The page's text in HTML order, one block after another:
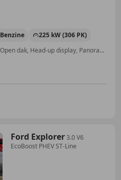
Benzine
225 kW (306 PK)
Sportstoelen, Airbag bestuurder, Open dak, Head-up display, Panorama dak, Stuurwielverwarming, Grootlichtassistent, Elektrische ramen
Ford Explorer3.0 V6
EcoBoost PHEV ST-Line